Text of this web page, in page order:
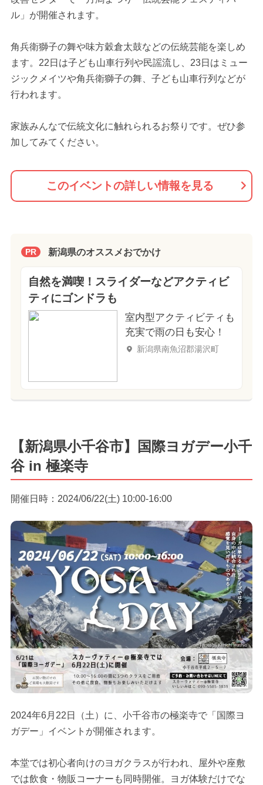
ル」が開催されます。
角兵衛獅子の舞や味方穀倉太鼓などの伝統芸能を楽しめ
ます。22日は子ども山車行列や民謡流し、23日はミュー
ジックメイツや角兵衛獅子の舞、子ども山車行列などが
行われます。
家族みんなで伝統文化に触れられるお祭りです。ぜひ参
加してみてください。
このイベントの詳しい情報を見る
PR 新潟県のオススメおでかけ
自然を満喫！スライダーなどアクティビ
ティにゴンドラも
室内型アクティビティも
充実で雨の日も安心！
新潟県南魚沼郡湯沢町
【新潟県小千谷市】国際ヨガデー小千
谷 in 極楽寺
開催日時：2024/06/22(土) 10:00-16:00
2024年6月22日（土）に、小千谷市の極楽寺で「国際ヨ
ガデー」イベントが開催されます。
本堂では初心者向けのヨガクラスが行われ、屋外や座敷
では飲食・物販コーナーも同時開催。ヨガ体験だけでな